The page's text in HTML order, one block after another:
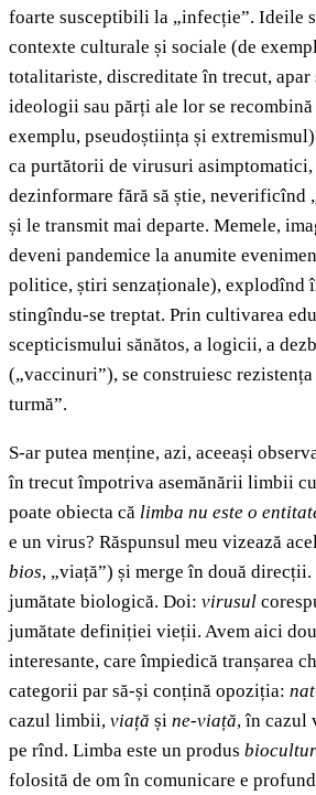
foarte susceptibili la „infecție”. Ideile
contexte culturale și sociale (de
totalitariste, discreditate în trecut, apar
ideologii sau părți ale lor se
exemplu, pseudoștiința și
ca purtătorii de virusuri asimptomatici,
dezinformare fără să știe, neverificînd
și le transmit mai departe. Memele,
deveni pandemice la anumite
politice, știri senzaționale), explodînd
stingîndu-se treptat. Prin cultivarea
scepticismului sănătos, a logicii, a
(„vaccinuri”), se construiesc
turmă”.
S-ar putea menține, azi, aceeași
în trecut împotriva asemănării limbii
poate obiecta că limba nu este o
e un virus? Răspunsul meu vizează
bios, „viață”) și merge în două direcții.
jumătate biologică. Doi: virusul
jumătate definiției vieții. Avem aici
interesante, care împiedică tranșarea
categorii par să-și conțină opoziția:
cazul limbii, viață și ne-viață, în cazul
pe rînd. Limba este un produs
folosită de om în comunicare e